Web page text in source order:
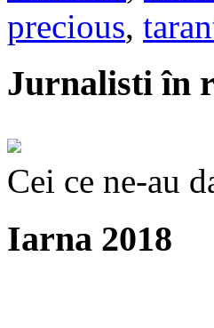
precious,
Jurnalisti în
Cei ce ne-au
Iarna 2018